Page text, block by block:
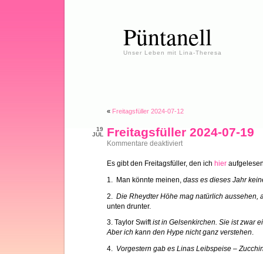
Püntanell
Unser Leben mit Lina-Theresa
« Freitagsfüller 2024-07-12
19
JUL
Freitagsfüller 2024-07-19
Kommentare deaktiviertfür
07-
Es gibt den Freitagsfüller, den ich hier
1. Man könnte meinen, dass es dieses Jahr
2. Die Rheydter Höhe mag natürlich aussehen,
unten drunter.
3. Taylor Swiftist in Gelsenkirchen. Sie ist zwar
Aber ich kann den Hype nicht ganz verstehen.
4. Vorgestern gab es Linas Leibspeise –